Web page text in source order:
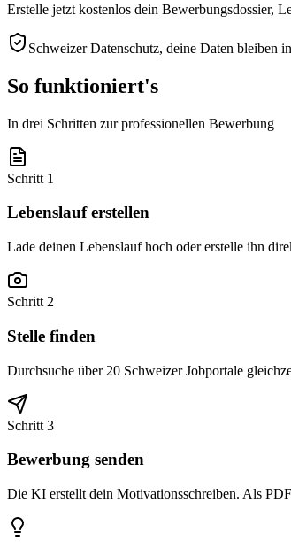
Erstelle jetzt kostenlos dein Bewerbungsdossier,
Schweizer Datenschutz, deine Daten bleiben
So funktioniert's
In drei Schritten zur professionellen Bewerbung
Schritt 1
Lebenslauf erstellen
Lade deinen Lebenslauf hoch oder erstelle ihn
Schritt 2
Stelle finden
Durchsuche über 20 Schweizer Jobportale
Schritt 3
Bewerbung senden
Die KI erstellt dein Motivationsschreiben. Als